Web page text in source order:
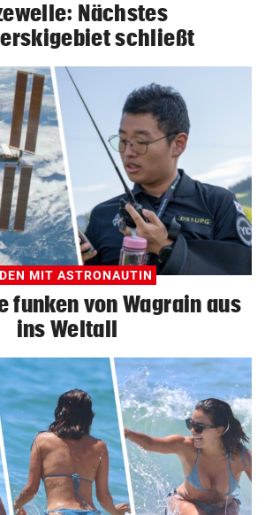
Nächstes
schließt
MIT ASTRONAUTIN
funken von Wagrain aus
ins Weltall